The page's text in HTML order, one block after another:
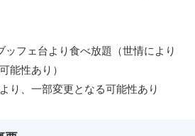
フェ台より食べ放題（世情により
能性あり）
り、一部変更となる可能性あり